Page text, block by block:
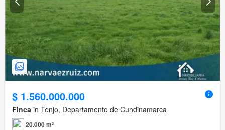
$ 1.560.000.000
Finca in Tenjo, Departamento de Cundinamarca
20.000 m²